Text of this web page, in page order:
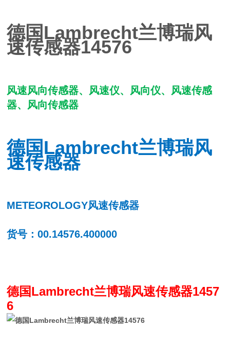
德国Lambrecht兰博瑞风
速传感器14576
风速风向传感器、风速仪、风向仪、风速传感
器、风向传感器
德国Lambrecht兰博瑞风
速传感器
METEOROLOGY风速传感器
货号：00.14576.400000
德国Lambrecht兰博瑞风速传感器1457
6